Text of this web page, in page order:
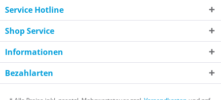
Service Hotline
Shop Service
Informationen
Bezahlarten